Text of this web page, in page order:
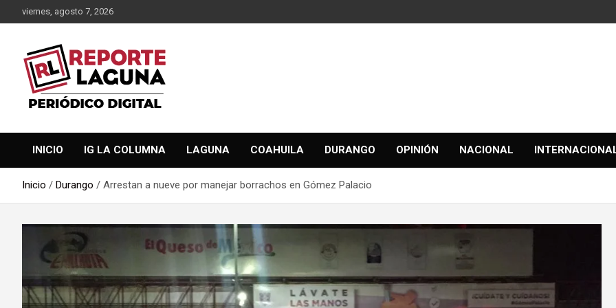
al
viernes, agosto 7, 2026
Reporte Laguna
INICIO IG LA COLUMNA LAGUNA COAHUILA DURANGO OPINIÓN NACIONAL
Inicio Durango Arrestan a nueve por manejar borrachos en Gómez Palacio